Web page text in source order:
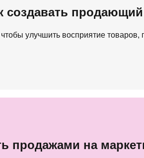
создавать
улучшить восприятие
продажами на